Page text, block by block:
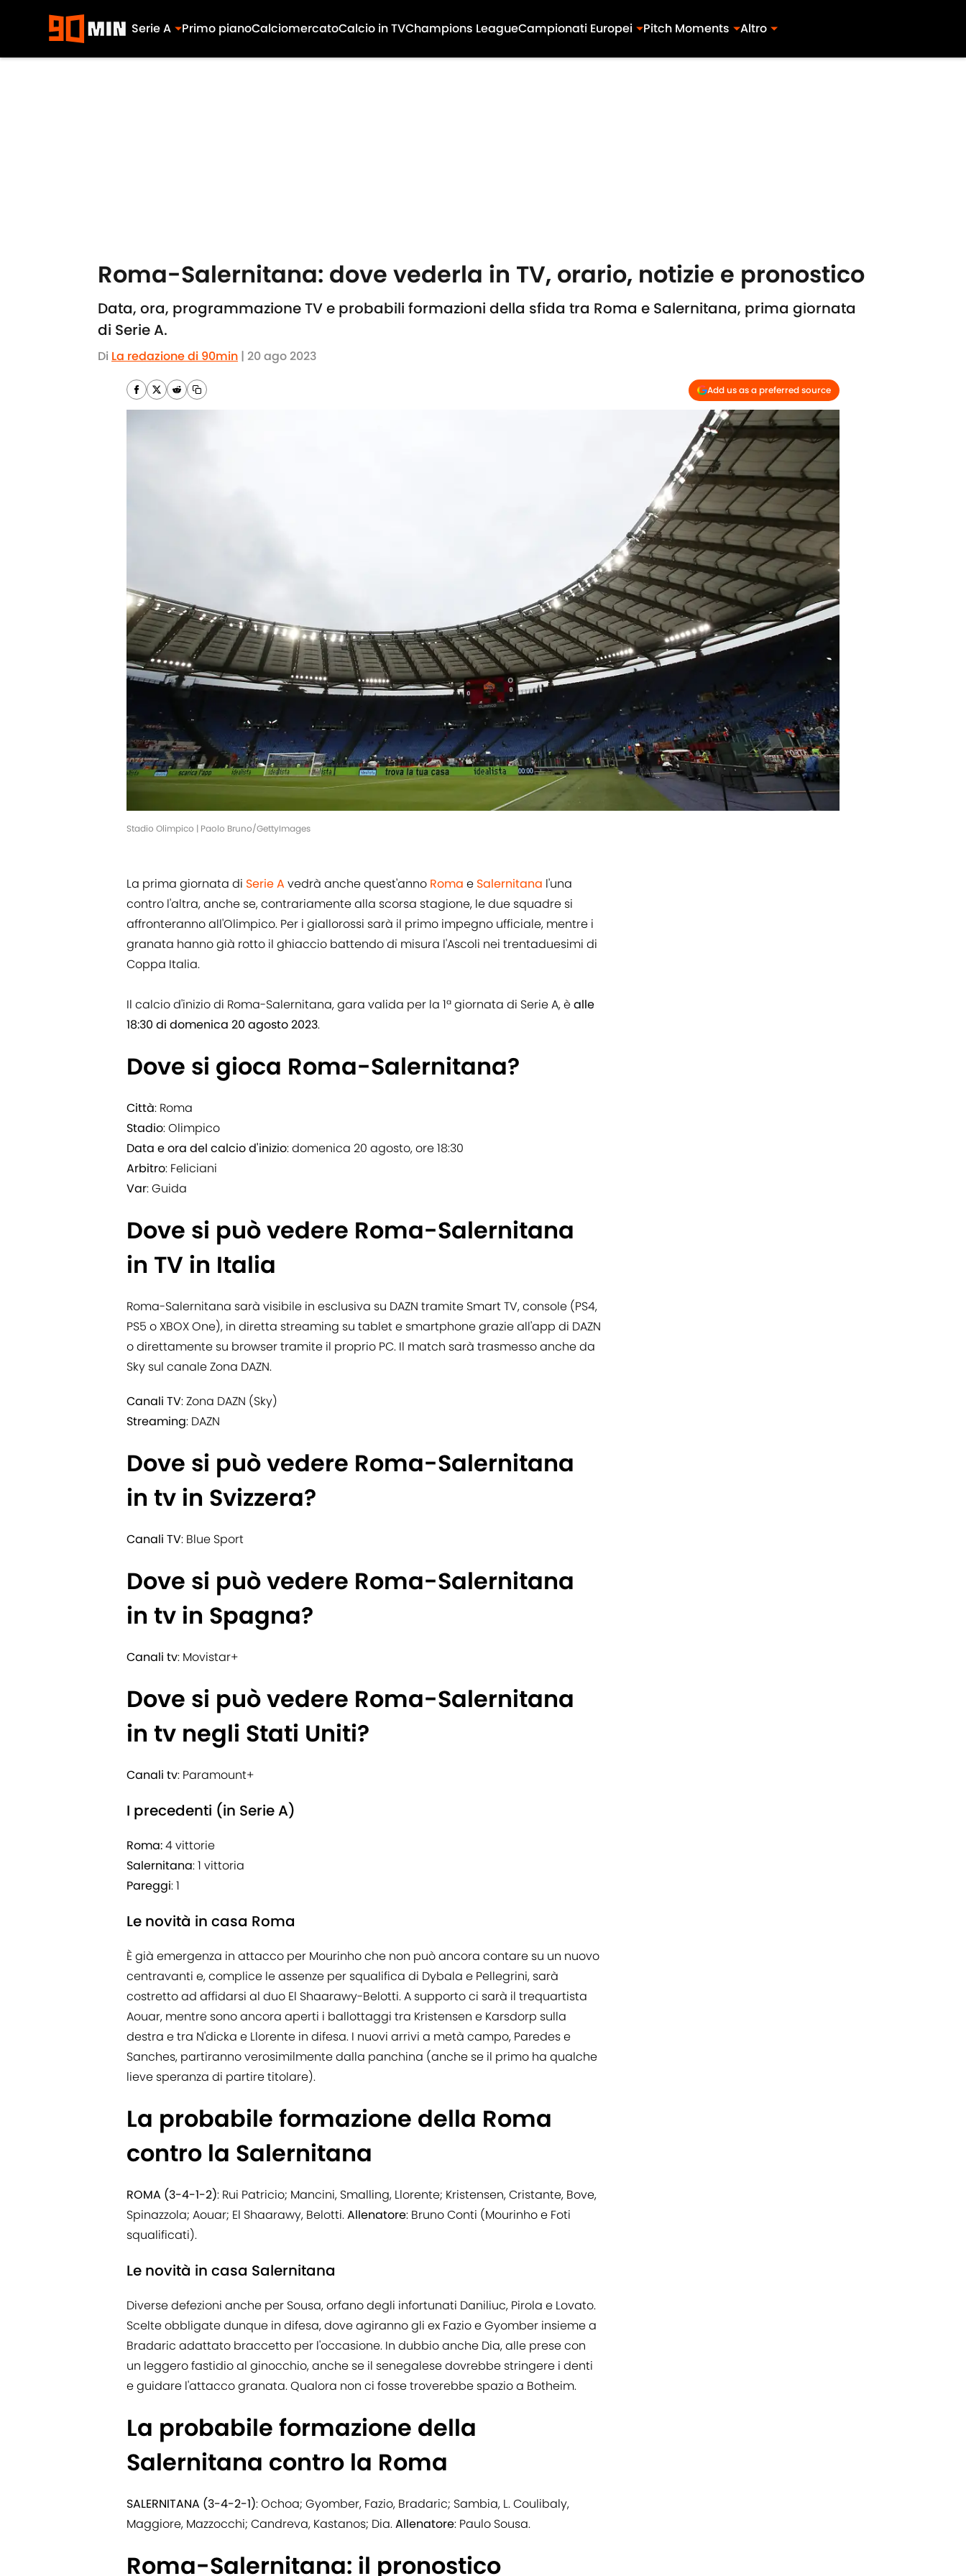
Serie A Primo pianoCalciomercatoCalcio in TVChampions LeagueCampionati Europei Pitch Moments Altro
Roma-Salernitana: dove vederla in TV, orario, notizie e pronostico
Data, ora, programmazione TV e probabili formazioni della sfida tra Roma e Salernitana, prima giornata
di Serie A.
Di La redazione di 90min | 20 ago 2023
Add us as a preferred source
Stadio Olimpico | Paolo Bruno/GettyImages
La prima giornata di Serie A vedrà anche quest'anno Roma e Salernitana l'una
contro l'altra, anche se, contrariamente alla scorsa stagione, le due squadre si
affronteranno all'Olimpico. Per i giallorossi sarà il primo impegno ufficiale, mentre i
granata hanno già rotto il ghiaccio battendo di misura l'Ascoli nei trentaduesimi di
Coppa Italia.
Il calcio d'inizio di Roma-Salernitana, gara valida per la 1ª giornata di Serie A, èalle
18:30 di domenica 20 agosto 2023.
Dove si gioca Roma-Salernitana?
Città: Roma
Stadio: Olimpico
Data e ora del calcio d'inizio: domenica 20 agosto, ore 18:30
Arbitro: Feliciani
Var: Guida
Dove si può vedere Roma-Salernitana
in TV in Italia
Roma-Salernitana sarà visibile in esclusiva su DAZN tramite Smart TV, console (PS4,
PS5 o XBOX One), in diretta streaming su tablet e smartphone grazie all'app di DAZN
o direttamente su browser tramite il proprio PC. Il match sarà trasmesso anche da
Sky sul canale Zona DAZN.
Canali TV: Zona DAZN (Sky)
Streaming: DAZN
Dove si può vedere Roma-Salernitana
in tv in Svizzera?
Canali TV: Blue Sport
Dove si può vedere Roma-Salernitana
in tv in Spagna?
Canali tv: Movistar+
Dove si può vedere Roma-Salernitana
in tv negli Stati Uniti?
Canali tv: Paramount+
I precedenti (in Serie A)
Roma:4 vittorie
Salernitana: 1 vittoria
Pareggi: 1
Le novità in casa Roma
È già emergenza in attacco per Mourinho che non può ancora contare su un nuovo
centravanti e, complice le assenze per squalifica di Dybala e Pellegrini, sarà
costretto ad affidarsi al duo El Shaarawy-Belotti. A supporto ci sarà il trequartista
Aouar, mentre sono ancora aperti i ballottaggi tra Kristensen e Karsdorp sulla
destra e tra N'dicka e Llorente in difesa. I nuovi arrivi a metà campo, Paredes e
Sanches, partiranno verosimilmente dalla panchina (anche se il primo ha qualche
lieve speranza di partire titolare).
La probabile formazione della Roma
contro la Salernitana
ROMA (3-4-1-2): Rui Patricio; Mancini, Smalling, Llorente; Kristensen, Cristante, Bove,
Spinazzola; Aouar; El Shaarawy, Belotti.Allenatore: Bruno Conti (Mourinho e Foti
squalificati).
Le novità in casa Salernitana
Diverse defezioni anche per Sousa, orfano degli infortunati Daniliuc, Pirola e Lovato.
Scelte obbligate dunque in difesa, dove agiranno gli ex Fazio e Gyomber insieme a
Bradaric adattato braccetto per l'occasione. In dubbio anche Dia, alle prese con
un leggero fastidio al ginocchio, anche se il senegalese dovrebbe stringere i denti
e guidare l'attacco granata. Qualora non ci fosse troverebbe spazio a Botheim.
La probabile formazione della
Salernitana contro la Roma
SALERNITANA (3-4-2-1): Ochoa; Gyomber, Fazio, Bradaric; Sambia, L. Coulibaly,
Maggiore, Mazzocchi; Candreva, Kastanos; Dia.Allenatore: Paulo Sousa.
Roma-Salernitana: il pronostico